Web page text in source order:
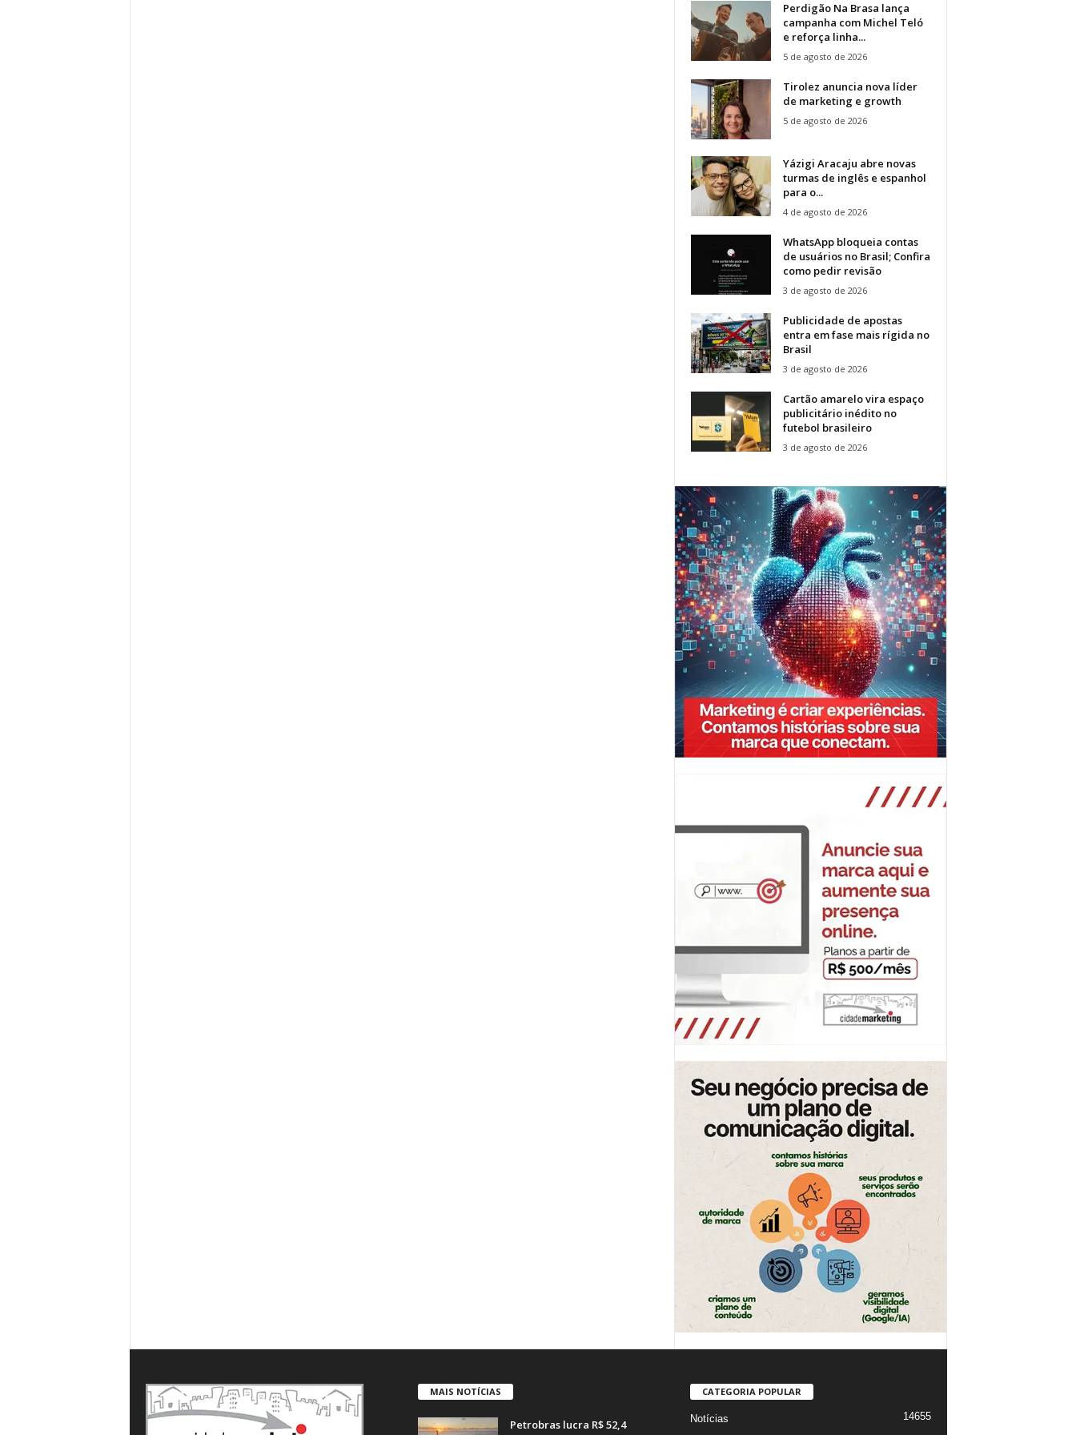
Perdigão Na Brasa lança
campanha com Michel Teló
e reforça linha...
5 de agosto de 2026
Tirolez anuncia nova líder
de marketing e growth
5 de agosto de 2026
Yázigi Aracaju abre novas
turmas de inglês e espanhol
para o...
4 de agosto de 2026
WhatsApp bloqueia contas
de usuários no Brasil; Confira
como pedir revisão
3 de agosto de 2026
Publicidade de apostas
entra em fase mais rígida no
Brasil
3 de agosto de 2026
Cartão amarelo vira espaço
publicitário inédito no
futebol brasileiro
3 de agosto de 2026
MAIS NOTÍCIAS
Petrobras lucra R$ 52,4
CATEGORIA POPULAR
Notícias
14655